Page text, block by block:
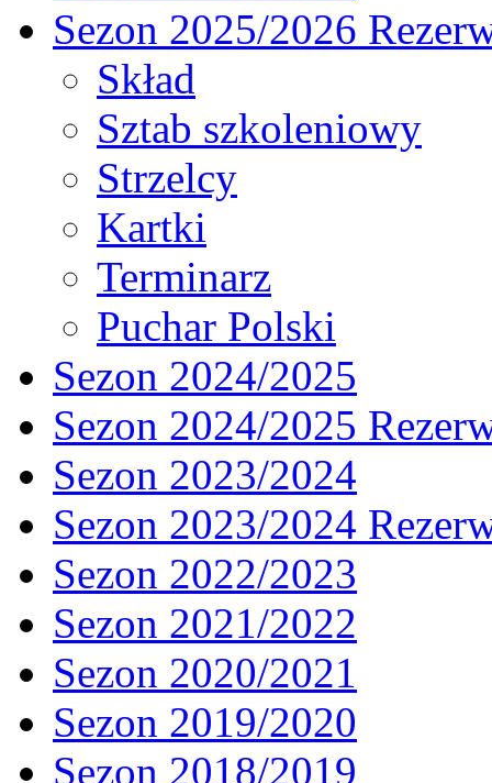
Sezon 2025/2026
Skład
Sztab szkoleniowy
Strzelcy
Kartki
Terminarz
Puchar Polski
Sezon 2024/2025
Sezon 2024/2025
Sezon 2023/2024
Sezon 2023/2024
Sezon 2022/2023
Sezon 2021/2022
Sezon 2020/2021
Sezon 2019/2020
Sezon 2018/2019